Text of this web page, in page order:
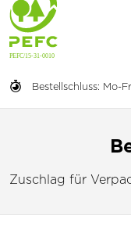
Bestellschluss: Mo-
Zuschlag für